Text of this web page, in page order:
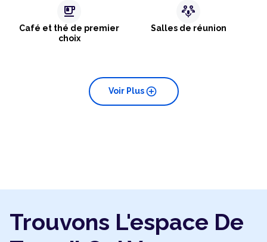
emoji_food_beverage
Café et thé de premier
choix
adaptive_audio_mic
Salles de réunion
add_circle
Voir Plus
Trouvons L'espace De